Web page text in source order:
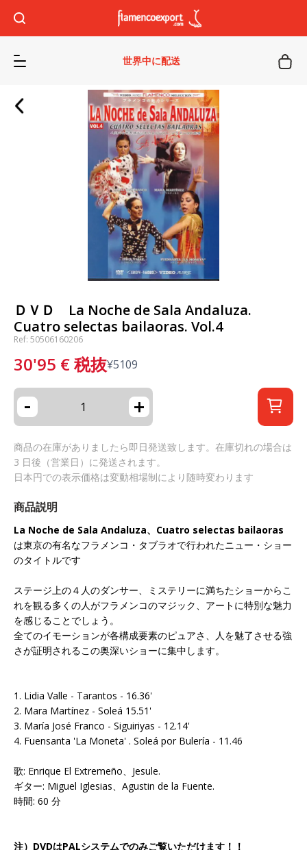
世界中に配送
ＤＶＤ La Noche de Sala Andaluza.
Cuatro selectas bailaoras. Vol.4
Ref: 50506160206
30'95 €税抜¥5109
- +
商品の在庫がありましたら即日発送致します。在庫切れの場合は
3 日後（営業日）に発送されます。
日本円での表示価格は変動相場制により随時変わります
商品説明
La Noche de Sala Andaluza、Cuatro selectas bailaoras
は東京の有名なフラメンコ・タブラオで行われたニュー・ショー
のタイトルです
ステージ上の４人のダンサー、ミステリーに満ちたショーからこ
れを観る多くの人がフラメンコのマジック、アートに特別な魅力
を感じることでしょう。
全てのイモーションが各構成要素のピュアさ、人を魅了させる強
さが証明されるこの奥深いショーに集中します。
1. Lidia Valle - Tarantos - 16.36'
2. Mara Martínez - Soleá 15.51'
3. María José Franco - Siguiriyas - 12.14'
4. Fuensanta 'La Moneta' . Soleá por Bulería - 11.46
歌: Enrique El Extremeño、Jesule.
ギター: Miguel Iglesias、Agustin de la Fuente.
時間: 60 分
注） DVDはPALシステムでのみご覧いただけます！！